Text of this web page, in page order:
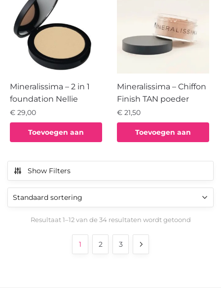
Mineralissima – 2 in 1
foundation Nellie
€ 29,00
Toevoegen aan
Mineralissima – Chiffon
Finish TAN poeder
€ 21,50
Toevoegen aan
Show Filters
Resultaat 1–12 van de 34 resultaten wordt getoond
1 2 3